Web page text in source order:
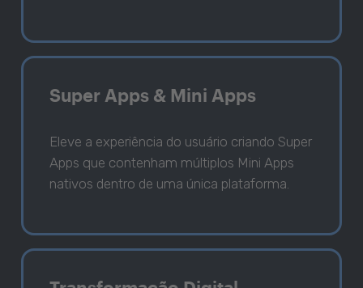
Super Apps & Mini Apps
Eleve a experiência do usuário criando Super
Apps que contenham múltiplos Mini Apps
nativos dentro de uma única plataforma.